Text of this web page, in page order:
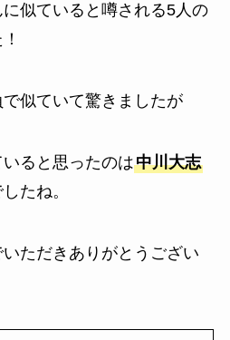
似ていると噂される5人の
似ていて驚きましたが
ると思ったのは中川大志
たね。
ただきありがとうござい